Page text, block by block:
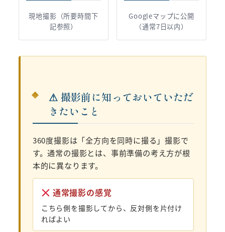
現地撮影（所要時間下
記参照）
Googleマップに公開
（通常7日以内）
⚠ 撮影前に知っておいていただ
きたいこと
360度撮影は「全方向を同時に撮る」撮影で
す。通常の撮影とは、事前準備の考え方が根
本的に異なります。
通常撮影の感覚
こちら側を撮影してから、反対側を片付け
ればよい